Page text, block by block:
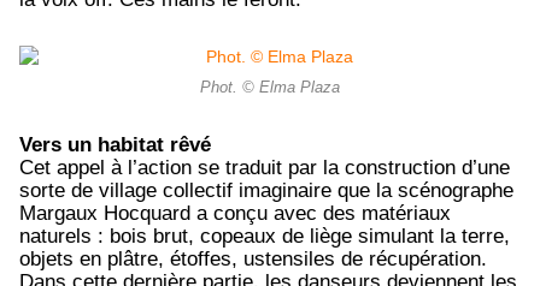
Phot. © Elma Plaza
Vers un habitat rêvé
Cet appel à l’action se traduit par la construction d’une
sorte de village collectif imaginaire que la scénographe
Margaux Hocquard a conçu avec des matériaux
naturels : bois brut, copeaux de liège simulant la terre,
objets en plâtre, étoffes, ustensiles de récupération.